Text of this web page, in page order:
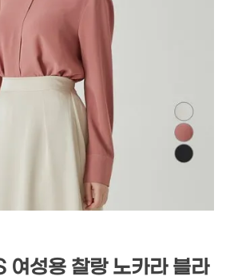
성용 찰랑 노카라 블라